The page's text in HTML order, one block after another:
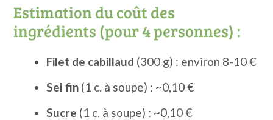
Estimation du coût des
ingrédients (pour 4 personnes) :
Filet de cabillaud (300 g) : environ 8-10 €
Sel fin (1 c. à soupe) : ~0,10 €
Sucre (1 c. à soupe) : ~0,10 €